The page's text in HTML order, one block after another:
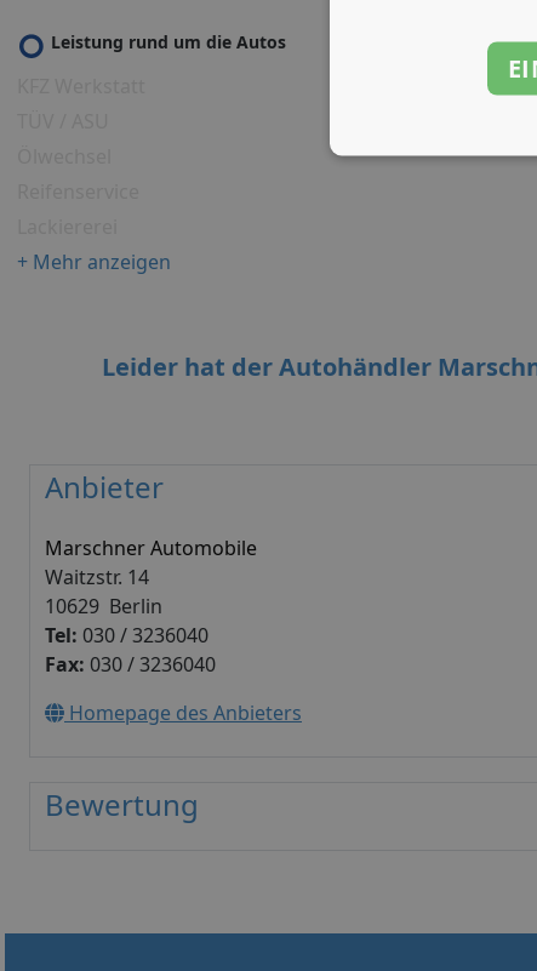
Leistung rund um die Autos
+ Mehr anzeigen
Leider hat der Autohändler
Anbieter
Marschner Automobile
Waitzstr. 14
10629 Berlin
Tel: 030 / 3236040
Fax: 030 / 3236040
Homepage des Anbieters
Bewertung